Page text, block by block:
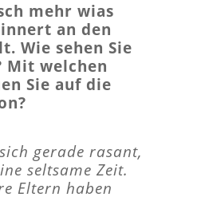
mehr wias
an den
Wie sehen Sie
Mit welchen
Sie auf die
gerade rasant,
seltsame Zeit.
Eltern haben